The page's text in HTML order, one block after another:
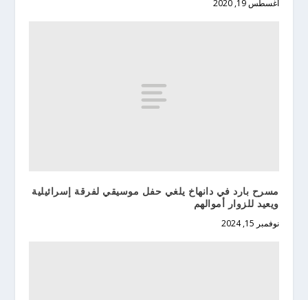
أغسطس 19, 2020
مسرح بارد في دانهاخ يلغي حفل موسيقي لفرقة إسرائيلية
ويعيد للزوار أموالهم
نوفمبر 15, 2024